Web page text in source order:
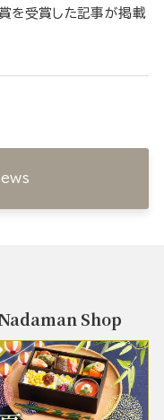
を受賞した記事が掲載
Shop